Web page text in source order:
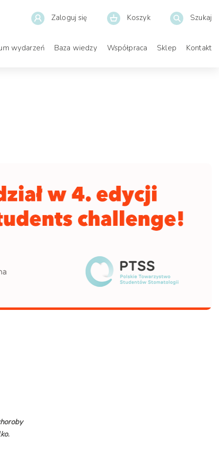
Zaloguj się Koszyk Szukaj
wydarzeń Baza wiedzy Współpraca Sklep Kontakt